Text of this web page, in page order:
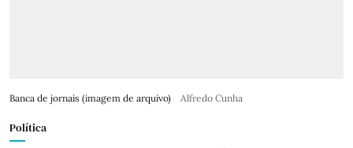
Banca de jornais (imagem de arquivo) Alfredo Cunha
Política